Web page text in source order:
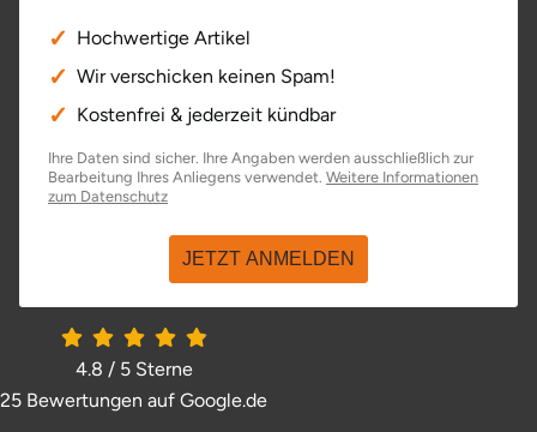
Hochwertige Artikel
Wir verschicken keinen Spam!
Kostenfrei & jederzeit kündbar
Ihre Daten sind sicher. Ihre Angaben werden ausschließlich zur
Bearbeitung Ihres Anliegens verwendet. Weitere Informationen
zum Datenschutz
JETZT ANMELDEN
4.8 / 5Sterne
25 Bewertungen auf Google.de